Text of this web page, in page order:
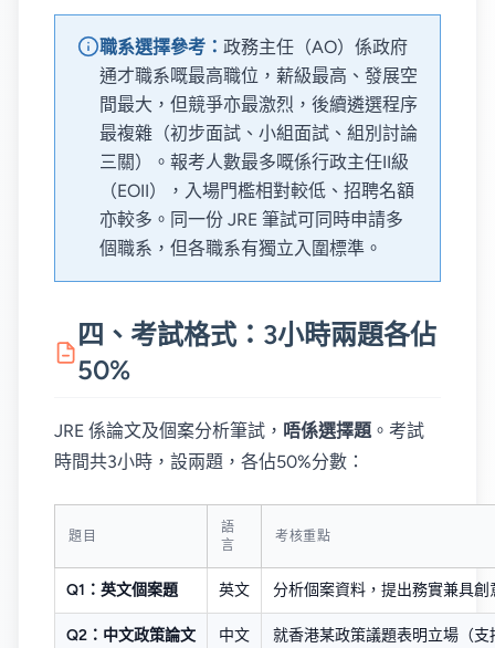
職系選擇參考： 政務主任（AO）係政府
通才職系嘅最高職位，薪級最高、發展空
間最大，但競爭亦最激烈，後續遴選程序
最複雜（初步面試、小組面試、組別討論
三關）。報考人數最多嘅係行政主任II級
（EOII），入場門檻相對較低、招聘名額
亦較多。同一份 JRE 筆試可同時申請多
個職系，但各職系有獨立入圍標準。
四、考試格式：3小時兩題各佔
50%
JRE 係論文及個案分析筆試， 唔係選擇題。考試
時間共3小時，設兩題，各佔50%分數：
題目
語
言
考核重點
Q1：英文個案題 英文 分析個案資料，提出務實兼具
Q2：中文政策論文 中文 就香港某政策議題表明立場（